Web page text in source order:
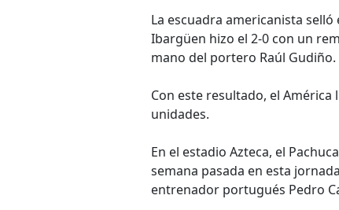
La escuadra americanista
Ibargüen hizo el 2-0 con un
mano del portero Raúl Gudiño.
Con este resultado, el América
unidades.
En el estadio Azteca, el
semana pasada en esta
entrenador portugués Pedro